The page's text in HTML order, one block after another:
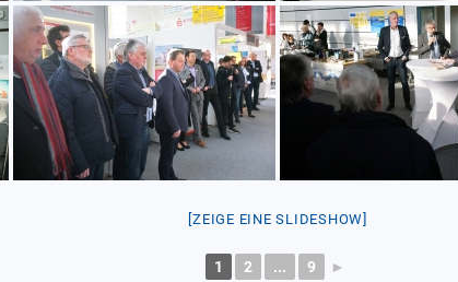
[ZEIGE EINE SLIDESHOW]
1 2 ... 9 ►